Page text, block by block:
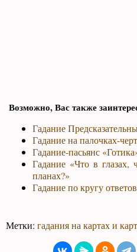
Возможно, Вас также
Гадание
Гадание на палочках-
Гадание-пасьянс
Гадание «Что в
планах?»
Гадание по кругу ответов
Метки:гадания на картах и